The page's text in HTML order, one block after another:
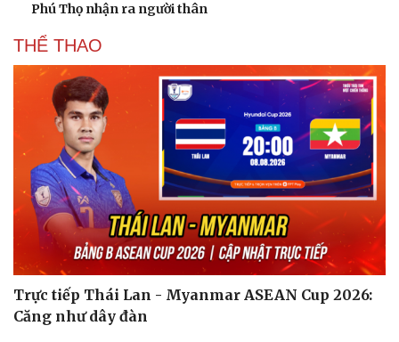
Phú Thọ nhận ra người thân
THỂ THAO
Trực tiếp Thái Lan - Myanmar ASEAN Cup 2026:
Căng như dây đàn